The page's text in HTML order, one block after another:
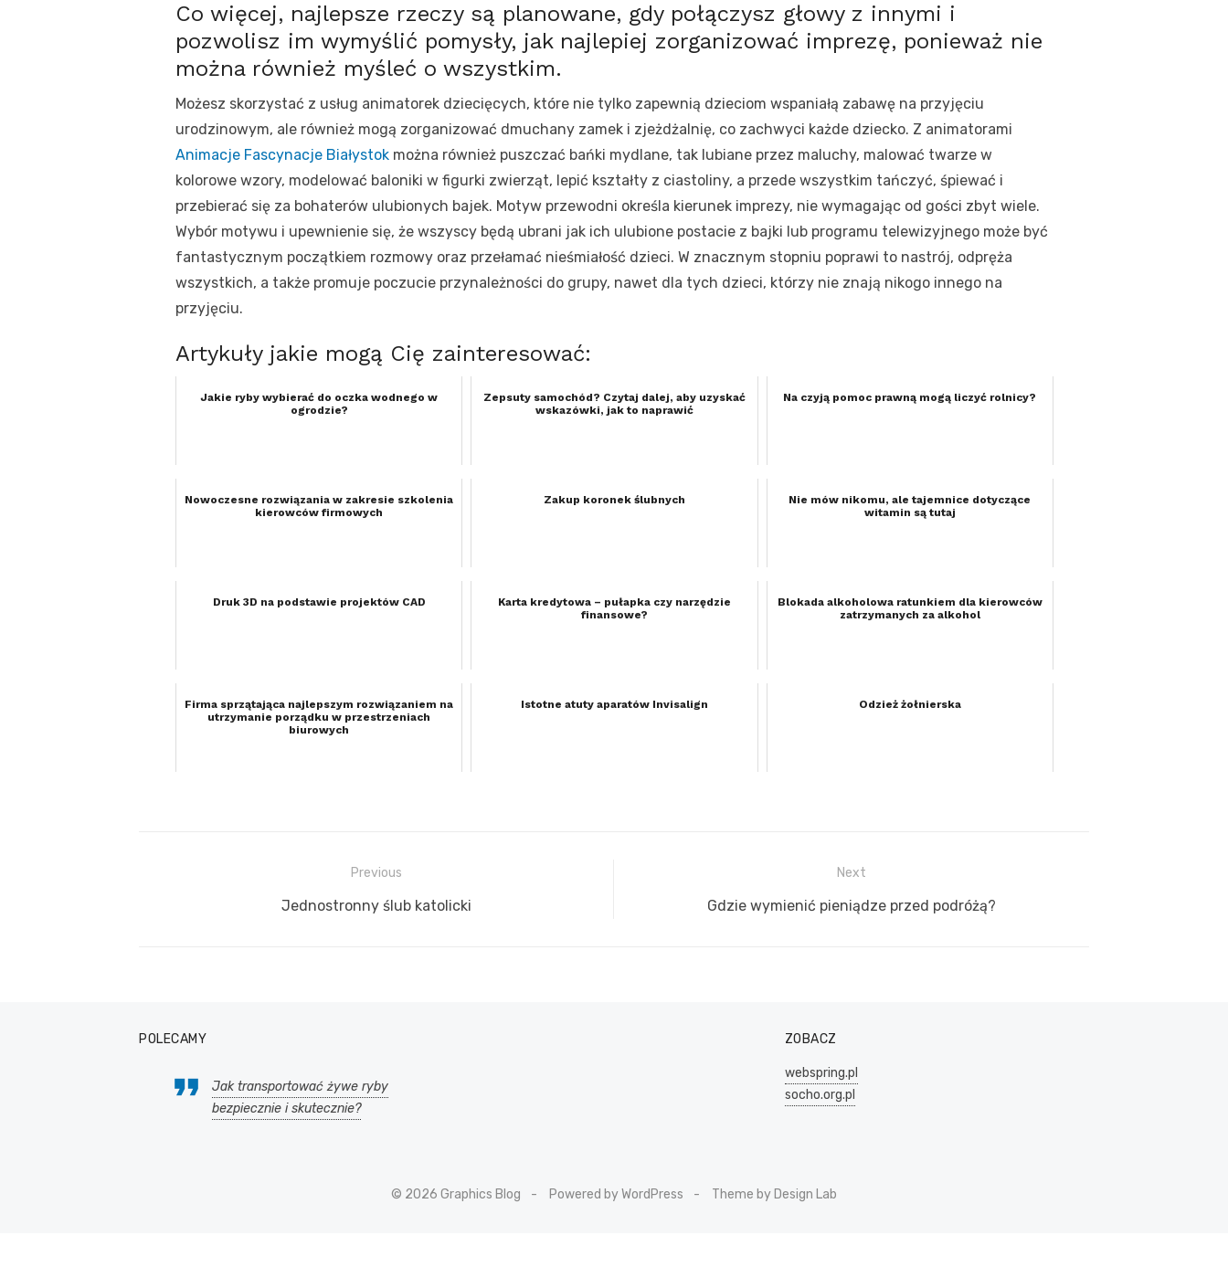
Co więcej, najlepsze rzeczy są planowane, gdy połączysz głowy z innymi i
pozwolisz im wymyślić pomysły, jak najlepiej zorganizować imprezę, ponieważ nie
można również myśleć o wszystkim.
Możesz skorzystać z usług animatorek dziecięcych, które nie tylko zapewnią dzieciom wspaniałą zabawę na przyjęciu
urodzinowym, ale również mogą zorganizować dmuchany zamek i zjeżdżalnię, co zachwyci każde dziecko. Z animatorami
Animacje Fascynacje Białystok można również puszczać bańki mydlane, tak lubiane przez maluchy, malować twarze w
kolorowe wzory, modelować baloniki w figurki zwierząt, lepić kształty z ciastoliny, a przede wszystkim tańczyć, śpiewać i
przebierać się za bohaterów ulubionych bajek. Motyw przewodni określa kierunek imprezy, nie wymagając od gości zbyt wiele.
Wybór motywu i upewnienie się, że wszyscy będą ubrani jak ich ulubione postacie z bajki lub programu telewizyjnego może być
fantastycznym początkiem rozmowy oraz przełamać nieśmiałość dzieci. W znacznym stopniu poprawi to nastrój, odpręża
wszystkich, a także promuje poczucie przynależności do grupy, nawet dla tych dzieci, którzy nie znają nikogo innego na
przyjęciu.
Artykuły jakie mogą Cię zainteresować:
Jakie ryby wybierać do oczka wodnego w
ogrodzie?
Zepsuty samochód? Czytaj dalej, aby uzyskać
wskazówki, jak to naprawić
Na czyją pomoc prawną mogą liczyć rolnicy?
Nowoczesne rozwiązania w zakresie szkolenia
kierowców firmowych
Zakup koronek ślubnych
Nie mów nikomu, ale tajemnice dotyczące
witamin są tutaj
Druk 3D na podstawie projektów CAD
Karta kredytowa – pułapka czy narzędzie
finansowe?
Blokada alkoholowa ratunkiem dla kierowców
zatrzymanych za alkohol
Firma sprzątająca najlepszym rozwiązaniem na
utrzymanie porządku w przestrzeniach
biurowych
Istotne atuty aparatów Invisalign Odzież żołnierska
Previous
Previous
Jednostronny ślub katolicki
Next
Next
Gdzie wymienić pieniądze przed podróżą?
POLECAMY
Jak transportować żywe ryby
bezpiecznie i skutecznie?
ZOBACZ
webspring.pl
socho.org.pl
© 2026 Graphics Blog Powered by WordPress Theme by Design Lab